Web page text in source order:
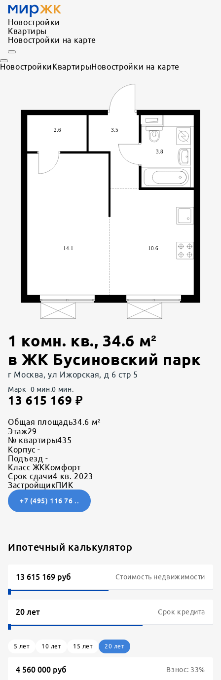
Новостройки
Квартиры
Новостройки на карте
НовостройкиКвартирыНовостройки на карте
1 комн. кв., 34.6 м²
вЖК Бусиновский парк
г Москва, ул Ижорская, д 6 стр 5
Марк 0 мин.0 мин.
13 615 169 ₽
Общая площадь34.6 м²
Этаж29
№ квартиры435
Корпус -
Подъезд -
Класс ЖККомфорт
Срок сдачи4 кв. 2023
ЗастройщикПИК
+7 (495) 116 76 ..
Ипотечный калькулятор
Стоимость недвижимости
Взнос: 33%
Срок кредита
5 лет 10 лет 15 лет 20 лет